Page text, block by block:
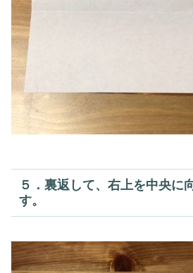
５．裏返して、右上を中央に
す。